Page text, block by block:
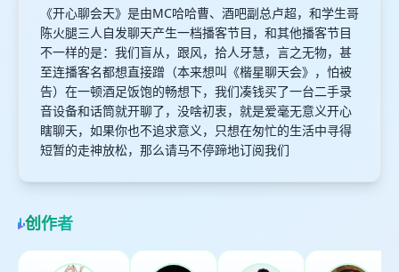
《开心聊会天》是由MC哈哈曹、酒吧副总卢超，和学生哥
陈火腿三人自发聊天产生一档播客节目，和其他播客节目
不一样的是：我们盲从，跟风，拾人牙慧，言之无物，甚
至连播客名都想直接蹭（本来想叫《楷星聊天会》，怕被
告）在一顿酒足饭饱的畅想下，我们凑钱买了一台二手录
音设备和话筒就开聊了，没啥初衷，就是爱毫无意义开心
瞎聊天，如果你也不追求意义，只想在匆忙的生活中寻得
短暂的走神放松，那么请马不停蹄地订阅我们
创作者